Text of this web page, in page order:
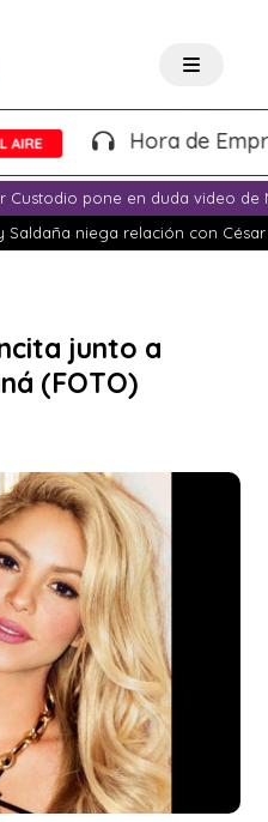
Hora de
Custodio pone en duda video de
Saldaña niega relación con
junto a
(FOTO)